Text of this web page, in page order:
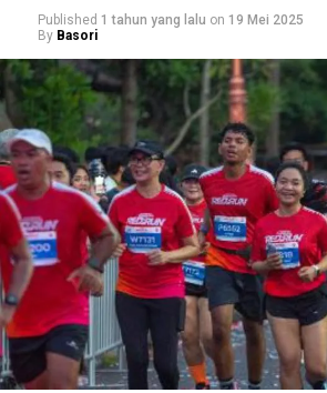
Published 1 tahun yang lalu on 19 Mei 2025
By Basori